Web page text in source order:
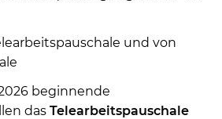
und von
beginnende
das Telearbeitspauschale